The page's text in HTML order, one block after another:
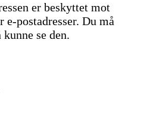
er beskyttet mot
e-postadresser. Du må
se den.